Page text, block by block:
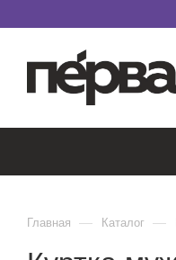
Главная — Каталог —